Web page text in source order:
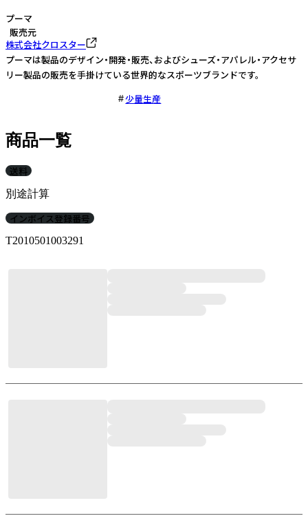
プーマ
販売元
株式会社クロスター
プーマは製品のデザイン・開発・販売、およびシューズ・アパレル・アクセサ
リー製品の販売を手掛けている世界的なスポーツブランドです。
少量生産
商品一覧
送料
別途計算
インボイス登録番号
T2010501003291